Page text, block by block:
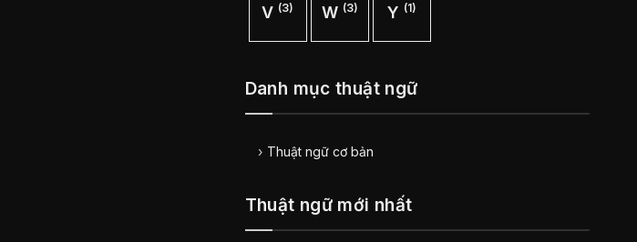
V (3) W (3) Y (1)
Danh mục thuật ngữ
Thuật ngữ cơ bản
Thuật ngữ mới nhất